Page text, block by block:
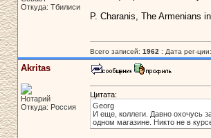
Откуда: Тбилиси
P. Charanis, The Armenians
Всего записей: 1962 : Дата рег-ции:
Akritas
Нотарий
Откуда: Россия
Цитата:
Georg
И еще, коллеги. Давно охочусь
одном магазине. Никто не в